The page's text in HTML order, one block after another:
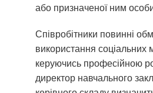
або призначеної ним
Співробітники повинні
використання соціальних
керуючись професійною
директор навчального